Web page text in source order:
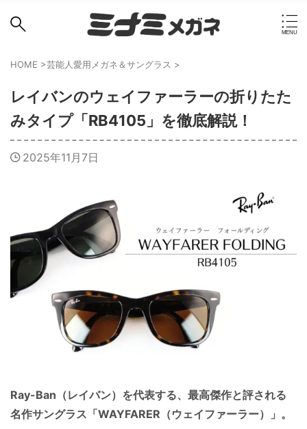
HOME >芸能人愛用メガネ＆サングラス >
レイバンのウェイファーラーの折りたた
みタイプ「RB4105」を徹底解説！
2025年11月7日
Ray-Ban（レイバン）を代表する、最高傑作と評される
名作サングラス「WAYFARER（ウェイファーラー）」。